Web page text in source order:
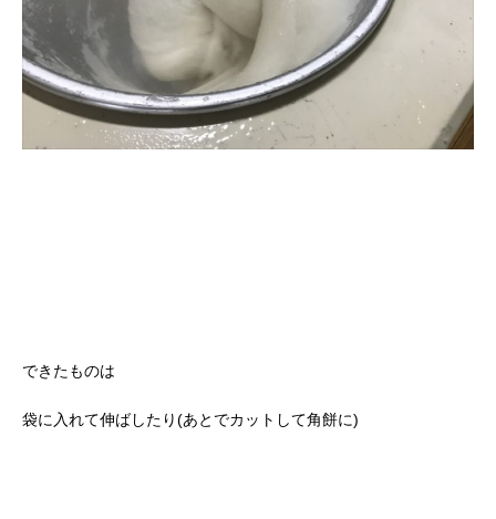
できたものは
袋に入れて伸ばしたり(あとでカットして角餅に)